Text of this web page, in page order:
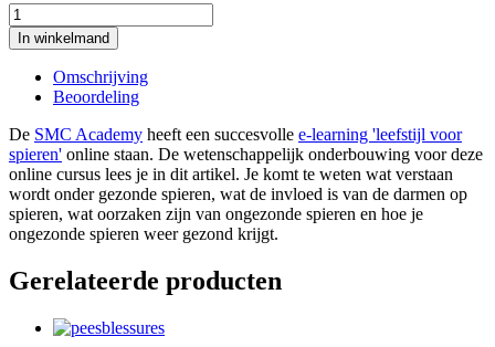
Artikel
leefstijl
voor
spieren
wetenschappelijke
onderbouwing
aantal
In winkelmand
Omschrijving
Beoordeling
De SMC Academy heeft een succesvolle e-learning 'leefstijl voor
spieren' online staan. De wetenschappelijk onderbouwing voor deze
online cursus lees je in dit artikel. Je komt te weten wat verstaan
wordt onder gezonde spieren, wat de invloed is van de darmen op
spieren, wat oorzaken zijn van ongezonde spieren en hoe je
ongezonde spieren weer gezond krijgt.
Gerelateerde producten